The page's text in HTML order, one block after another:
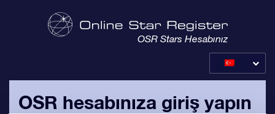
OSR Stars Hesabınız
OSR hesabınıza giriş yapın